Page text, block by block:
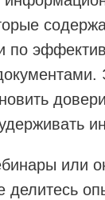
по
или
делитесь